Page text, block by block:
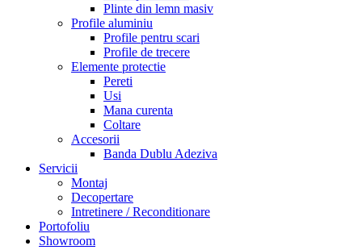
Plinte din lemn masiv
Profile aluminiu
Profile pentru scari
Profile de trecere
Elemente protectie
Pereti
Usi
Mana curenta
Coltare
Accesorii
Banda Dublu Adeziva
Servicii
Montaj
Decopertare
Intretinere / Reconditionare
Portofoliu
Showroom